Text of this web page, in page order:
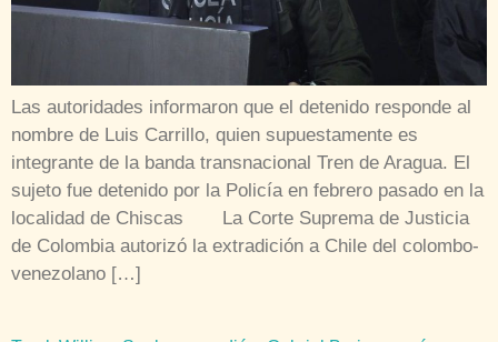
Las autoridades informaron que el detenido responde al
nombre de Luis Carrillo, quien supuestamente es
integrante de la banda transnacional Tren de Aragua. El
sujeto fue detenido por la Policía en febrero pasado en la
localidad de Chiscas La Corte Suprema de Justicia
de Colombia autorizó la extradición a Chile del colombo-
venezolano […]